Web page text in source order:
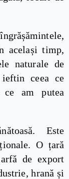
același timp,
naturale de
ceea ce
ce am putea
Este
O țară
de export
hrană și